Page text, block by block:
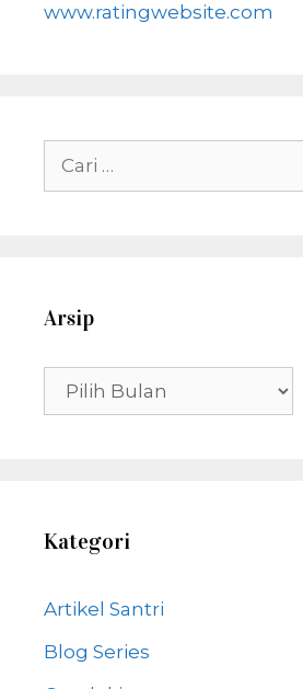
www.ratingwebsite.com
Cari
untuk:
Arsip
Arsip
Kategori
Artikel Santri
Blog Series